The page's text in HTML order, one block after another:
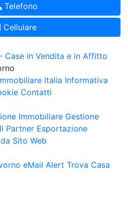
Telefono
Cellulare
Italia Informativa
Contatti
Immobiliare Gestione
Partner Esportazione
Sito Web
eMail Alert Trova Casa